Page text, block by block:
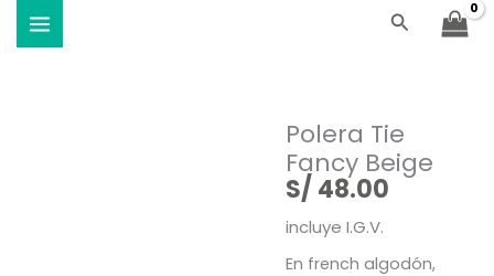
Buscar
Polera Tie
Fancy Beige
S/ 48.00
incluye I.G.V.
En french algodón,